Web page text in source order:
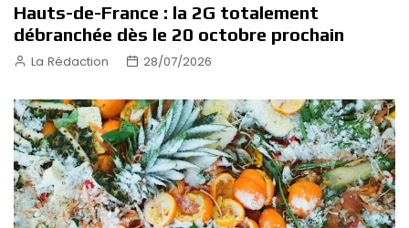
Hauts-de-France : la 2G totalement
débranchée dès le 20 octobre prochain
La Rédaction 28/07/2026